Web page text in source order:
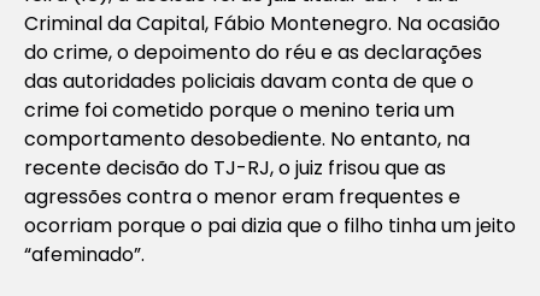
Criminal da Capital, Fábio Montenegro. Na ocasião
do crime, o depoimento do réu e as declarações
das autoridades policiais davam conta de que o
crime foi cometido porque o menino teria um
comportamento desobediente. No entanto, na
recente decisão do TJ-RJ, o juiz frisou que as
agressões contra o menor eram frequentes e
ocorriam porque o pai dizia que o filho tinha um jeito
“afeminado”.